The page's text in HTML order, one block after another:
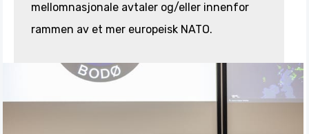
mellomnasjonale avtaler og/eller innenfor
rammen av et mer europeisk NATO.